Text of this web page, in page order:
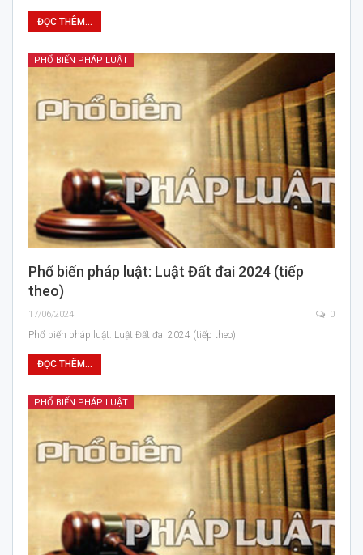
ĐỌC THÊM...
PHỔ BIẾN PHÁP LUẬT
Phổ biến pháp luật: Luật Đất đai 2024 (tiếp
theo)
17/06/2024 0
Phổ biến pháp luật: Luật Đất đai 2024 (tiếp theo)
ĐỌC THÊM...
PHỔ BIẾN PHÁP LUẬT